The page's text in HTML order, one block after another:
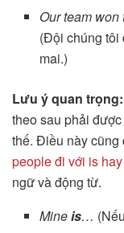
Our team won
(Đội chúng tôi
mai.)
Lưu ý quan trọng:
theo sau phải
thế. Điều này cũng
people đi với is
ngữ và động từ.
Mineis…